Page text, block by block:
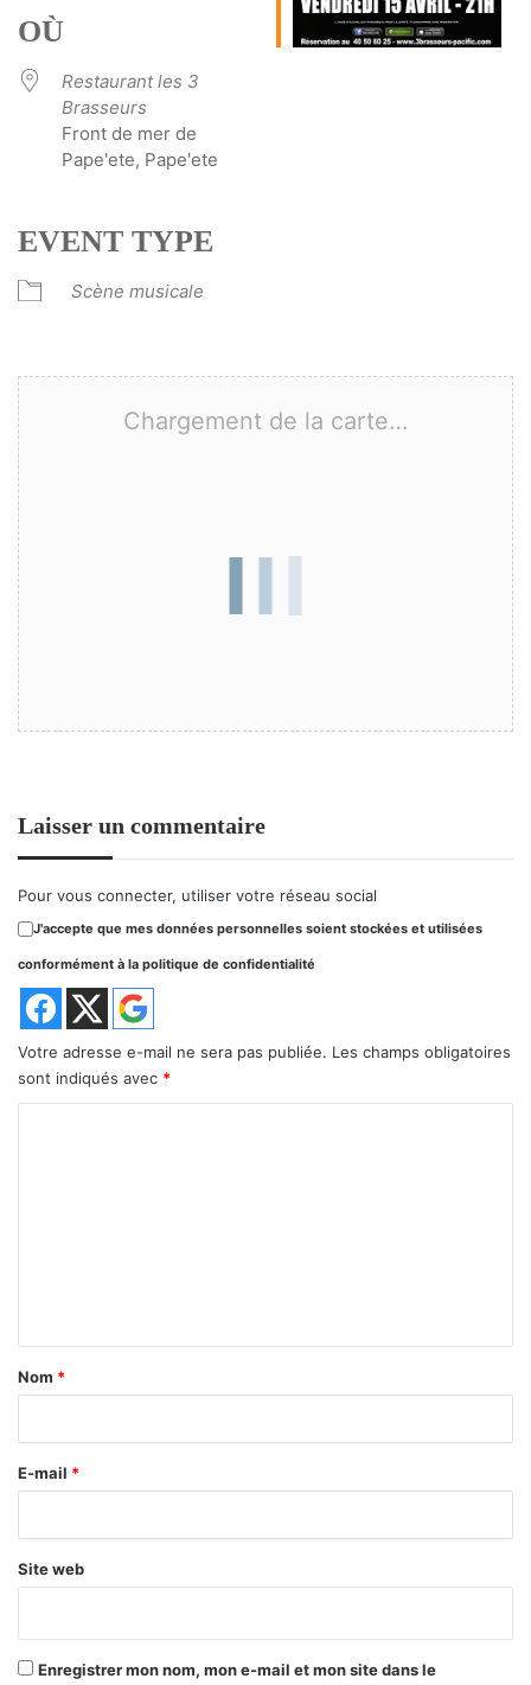
OÙ
Restaurant les 3
Brasseurs
Front de mer de
Pape'ete, Pape'ete
EVENT TYPE
Scène musicale
Chargement de la carte…
Laisser un commentaire
Pour vous connecter, utiliser votre réseau social
J'accepte que mes données personnelles soient stockées et utilisées
conformément à la politique de confidentialité
Votre adresse e-mail ne sera pas publiée. Les champs obligatoires
sont indiqués avec *
a
r
e
Nom *
E-mail *
Site web
Enregistrer mon nom, mon e-mail et mon site dans le